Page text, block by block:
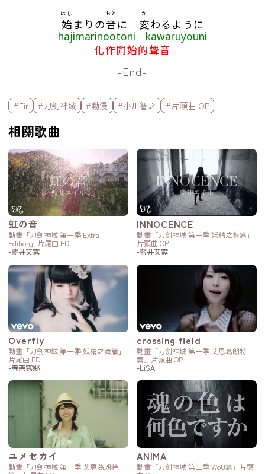
始
はじ
まりの音
おと
に 変
か
わるように
hajimarinootoni kawaruyouni
化作開始的聲音
-End-
標籤欄
#Eir #刀劍神域 #動漫 #小川智之 #片頭曲 OP
相關歌曲
虹の音
動畫「刀劍神域 第一季 Extra
Edition」片尾曲 ED
-藍井艾露
INNOCENCE
動畫「刀劍神域 第一季 妖精之舞篇」
片頭曲 OP
-藍井艾露
Overfly
動畫「刀劍神域 第一季 妖精之舞篇」
片尾曲 ED
-春奈露娜
crossing field
動畫「刀劍神域 第一季 艾恩葛朗特
篇」片頭曲 OP
-LiSA
ユメセカイ
動畫「刀劍神域 第一季 艾恩葛朗特
ANIMA
動畫「刀劍神域 第三季 WoU篇」片頭